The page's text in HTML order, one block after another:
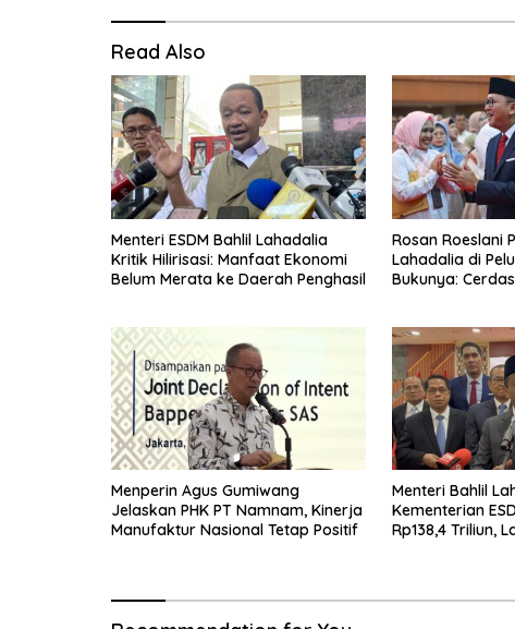
Read Also
Menteri ESDM Bahlil Lahadalia
Kritik Hilirisasi: Manfaat Ekonomi
Belum Merata ke Daerah Penghasil
Rosan Roeslani
Lahadalia di
Bukunya:
Menperin Agus Gumiwang
Jelaskan PHK PT Namnam, Kinerja
Manufaktur Nasional Tetap Positif
Menteri Bahlil
Kementerian
Rp138,4 Triliun,